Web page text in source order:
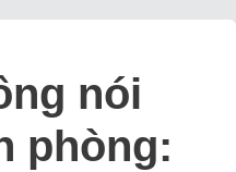
nói
phòng: